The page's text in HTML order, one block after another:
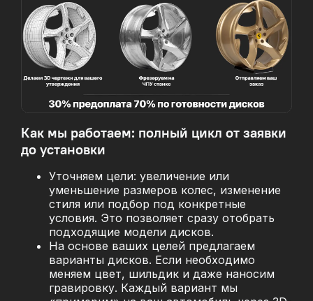
Как мы работаем: полный цикл от заявки
до установки
Уточняем цели: увеличение или
уменьшение размеров колес, изменение
стиля или подбор под конкретные
условия. Это позволяет сразу отобрать
подходящие модели дисков.
На основе ваших целей предлагаем
варианты дисков. Если необходимо
меняем цвет, шильдик и даже наносим
гравировку. Каждый вариант мы